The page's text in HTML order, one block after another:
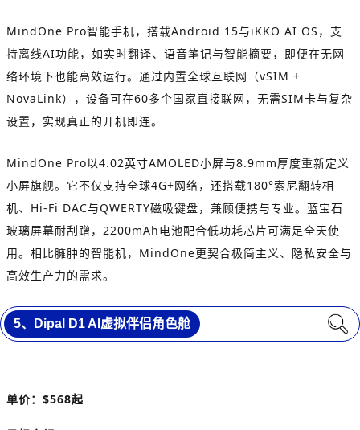
MindOne Pro智能手机，搭载Android 15与iKKO AI OS，支
持离线AI功能，如实时翻译、语音笔记与智能摘要，即便在无网
络环境下也能高效运行。通过内置全球互联网（vSIM +
NovaLink），设备可在60多个国家直接联网，无需SIM卡与复杂
设置，实现真正的开机即连。
MindOne Pro以4.02英寸AMOLED小屏与8.9mm厚度重新定义
小屏旗舰。它不仅支持全球4G+网络，还搭载180°索尼翻转相
机、Hi-Fi DAC与QWERTY磁吸键盘，兼顾便携与专业。蓝宝石
玻璃屏幕耐刮蹭，2200mAh电池配合低功耗芯片可满足全天使
用。相比臃肿的智能机，MindOne更契合极简主义、隐私安全与
高效生产力的需求。
5、 Dipal D1 AI虚拟伴侣角色舱
单价： $568起